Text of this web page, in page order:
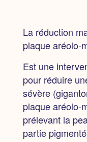
La réduction
plaque aréolo-
Est une
pour réduire
sévère
plaque aréolo-
prélevant la
partie